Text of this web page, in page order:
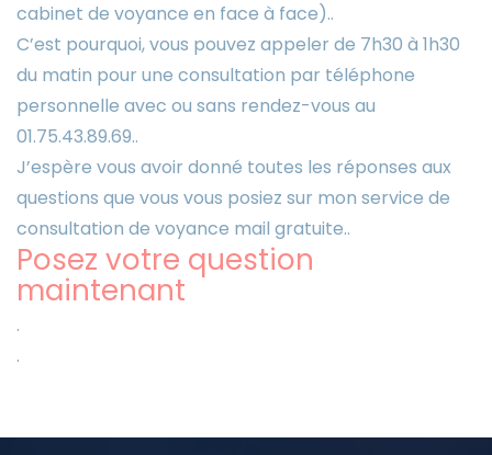
cabinet de voyance en face à face)..
C’est pourquoi, vous pouvez appeler de 7h30 à 1h30
du matin pour une consultation par téléphone
personnelle avec ou sans rendez-vous au
01.75.43.89.69..
J’espère vous avoir donné toutes les réponses aux
questions que vous vous posiez sur mon service de
consultation de voyance mail gratuite..
Posez votre question
maintenant
.
.